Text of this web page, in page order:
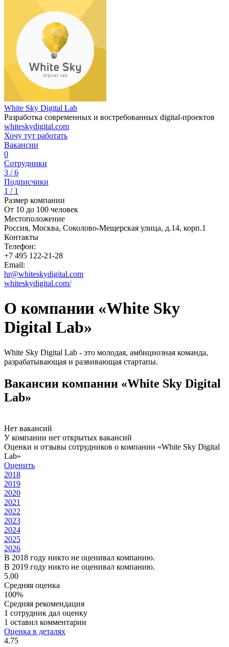
White Sky Digital Lab
Разработка современных и востребованных digital-проектов
whiteskydigital.com
Хочу тут работать
Вакансии
0
Сотрудники
3 / 6
Подписчики
1 / 1
Размер компании
От 10 до 100 человек
Местоположение
Россия, Москва, Соколово-Мещерская улица, д.14, корп.1
Контакты
Телефон:
+7 495 122-21-28
Email:
hr@whiteskydigital.com
whiteskydigital.com/
О компании «White Sky
Digital Lab»
White Sky Digital Lab - это молодая, амбициозная команда,
разрабатывающая и развивающая стартапы.
Вакансии компании «White Sky Digital
Lab»
Нет вакансий
У компании нет открытых вакансий
Оценки и отзывы сотрудников о компании «White Sky Digital
Lab»
Оценить
2018
2019
2020
2021
2022
2023
2024
2025
2026
В 2018 году никто не оценивал компанию.
В 2019 году никто не оценивал компанию.
5.00
Средняя оценка
100%
Средняя рекомендация
1 сотрудник дал оценку
1 оставил комментарии
Оценка в деталях
4.75